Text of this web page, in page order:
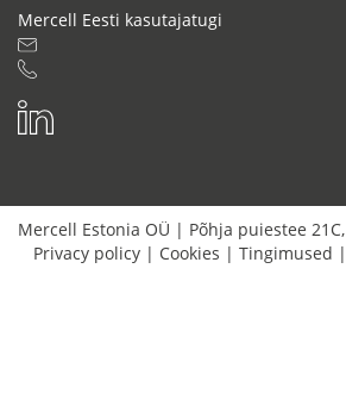
Mercell Eesti kasutajatugi
Mercell Estonia OÜ | Põhja puiestee 21C,
Privacy policy | Cookies | Tingimused |